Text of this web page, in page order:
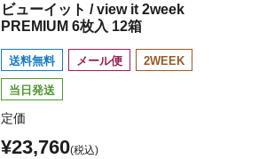
ビューイット / view it 2week
PREMIUM 6枚入 12箱
送料無料 メール便 2WEEK
当日発送
定価
¥23,760